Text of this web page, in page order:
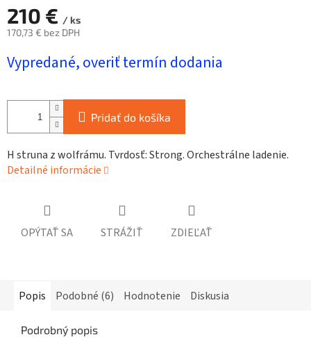
210 € / ks
170,73 € bez DPH
cena:
Vypredané, overiť termín dodania
Pridať do košíka
H struna z wolfrámu. Tvrdosť: Strong. Orchestrálne ladenie.
Detailné informácie
OPÝTAŤ SA STRÁŽIŤ ZDIEĽAŤ
Popis Podobné (6) Hodnotenie Diskusia
Podrobný popis